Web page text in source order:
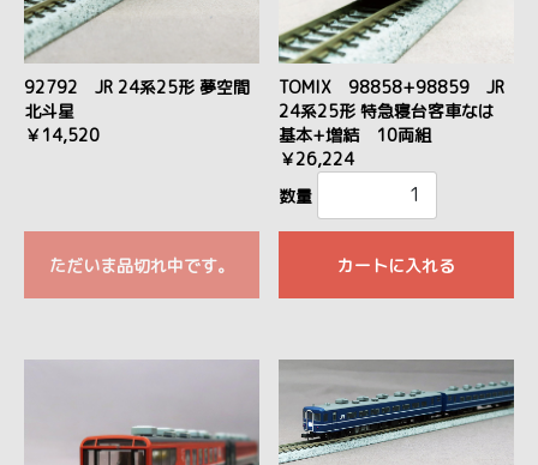
92792 JR 24系25形 夢空間
北斗星
￥14,520
ただいま品切れ中です。
TOMIX 98858+98859 JR
24系25形 特急寝台客車なは
基本+増結 10両組
￥26,224
数量
カートに入れる